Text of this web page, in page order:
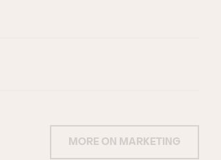
MORE ON MARKETING